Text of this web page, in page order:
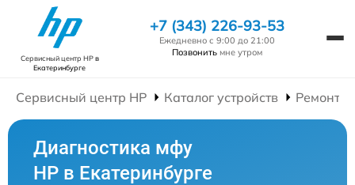
Сервисный центр HPв
Екатеринбурге
+7 (343) 226-93-53
Ежедневно с 9:00 до 21:00
Позвонить мне утром
Сервисный центр HP Каталог устройств Ремонт
Диагностика мфу
HP в Екатеринбурге